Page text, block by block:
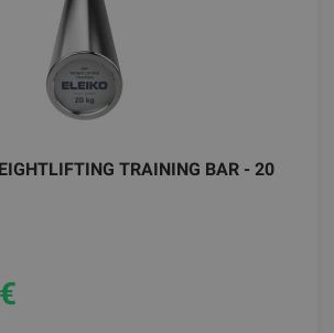
TRAINING BAR - 20
€